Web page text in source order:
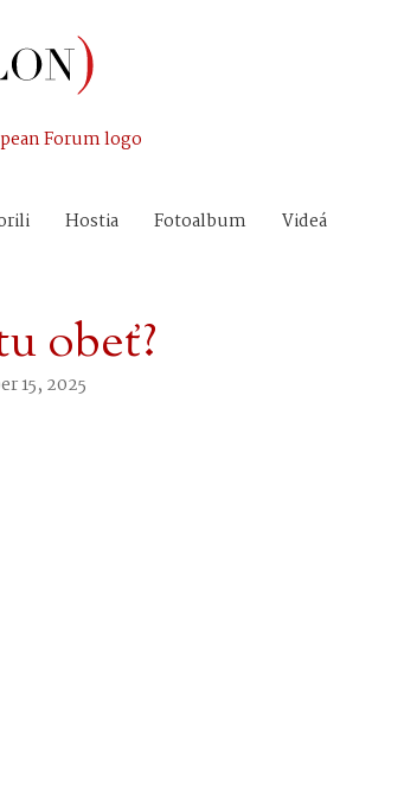
Hostia Fotoalbum Videá
obeť?
15, 2025